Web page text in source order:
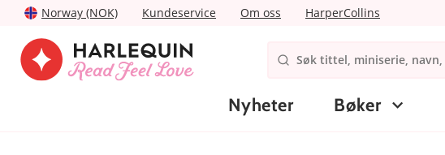
Norway (NOK) Kundeservice Om oss HarperCollins
Nyheter Bøker